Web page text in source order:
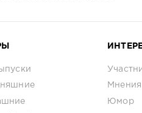
Мнения
Юмор